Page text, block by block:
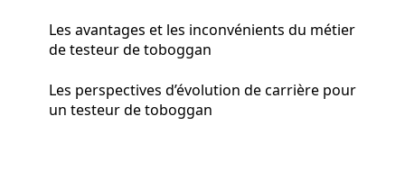
Les avantages et les inconvénients du métier
de testeur de toboggan
Les perspectives d’évolution de carrière pour
un testeur de toboggan